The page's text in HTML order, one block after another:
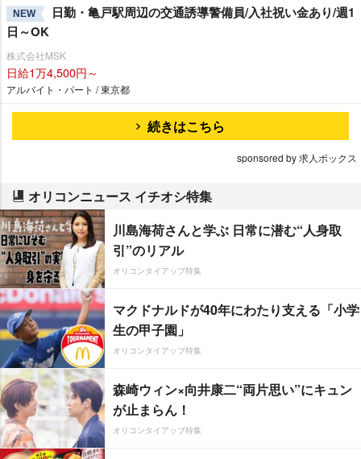
NEW
日勤・亀戸駅周辺の交通誘導警備員/入社祝い金あり/週1
日～OK
株式会社MSK
日給1万4,500円～
アルバイト・パート / 東京都
続きはこちら
sponsored by 求人ボックス
オリコンニュース イチオシ特集
川島海荷さんと学ぶ 日常に潜む“人身取
引”のリアル
オリコンタイアップ特集
マクドナルドが40年にわたり支える「小学
生の甲子園」
オリコンタイアップ特集
森崎ウィン×向井康二“両片思い”にキュン
が止まらん！
オリコンタイアップ特集